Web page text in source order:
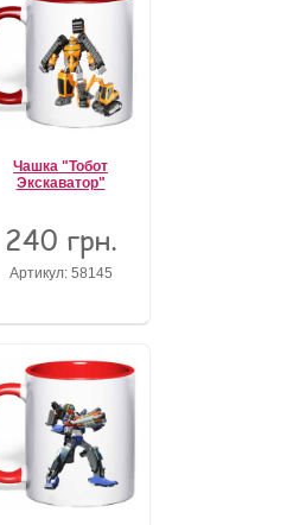
Чашка "Тобот
Экскаватор"
240 грн.
Артикул: 58145